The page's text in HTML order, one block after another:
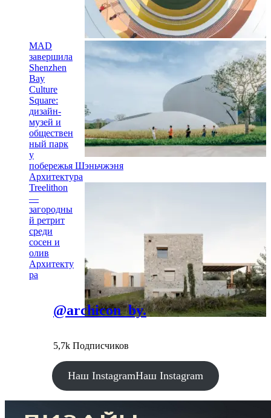
MAD
завершила
Shenzhen
Bay
Culture
Square:
дизайн-
музей и
обществен
ный парк
у
побережья Шэньчжэня
Архитектура
Treelithon
—
загородны
й ретрит
среди
сосен и
олив
Архитекту
ра
@archicon_by.
5,7k Подписчиков
Наш InstagramНаш Instagram